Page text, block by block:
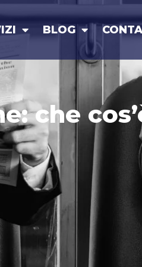
BLOG
che